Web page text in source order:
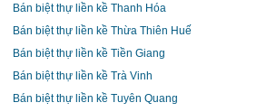
Bán biệt thự liền kề Thanh Hóa
Bán biệt thự liền kề Thừa Thiên Huế
Bán biệt thự liền kề Tiền Giang
Bán biệt thự liền kề Trà Vinh
Bán biệt thự liền kề Tuyên Quang